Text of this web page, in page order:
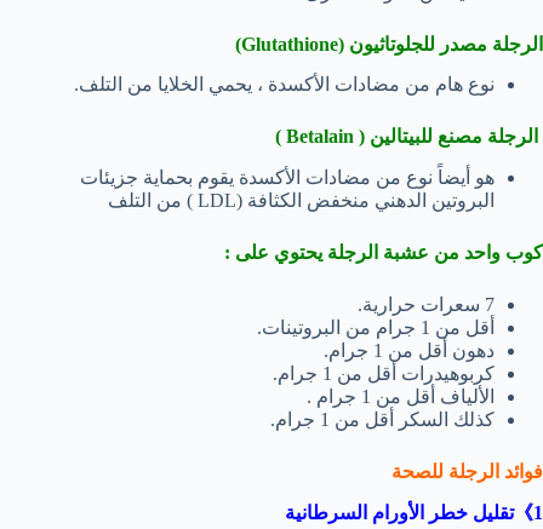
الرجلة مصدر للجلوتاثيون (Glutathione)
نوع هام من مضادات الأكسدة ، يحمي الخلايا من التلف.
الرجلة مصنع للبيتالين ( Betalain )
هو أيضاً نوع من مضادات الأكسدة يقوم بحماية جزيئات
البروتين الدهني منخفض الكثافة (LDL ) من التلف
كوب واحد من عشبة الرجلة يحتوي على :
7 سعرات حرارية.
أقل من 1 جرام من البروتينات.
دهون أقل من 1 جرام.
كربوهيدرات أقل من 1 جرام.
الألياف أقل من 1 جرام .
كذلك السكر أقل من 1 جرام.
فوائد الرجلة للصحة
1》تقليل خطر الأورام السرطانية